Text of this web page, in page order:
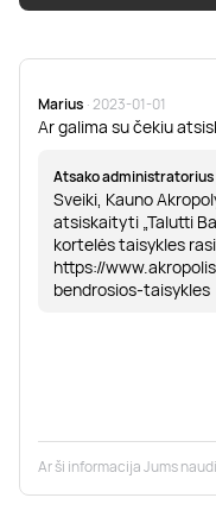
Marius · 2023-01-01
Ar galima su čekiu
Atsako administratorius
Sveiki, Kauno
atsiskaityti „Talutti
kortelės taisykles
https://
bendrosios-taisykles
Ar ši informacija Jums